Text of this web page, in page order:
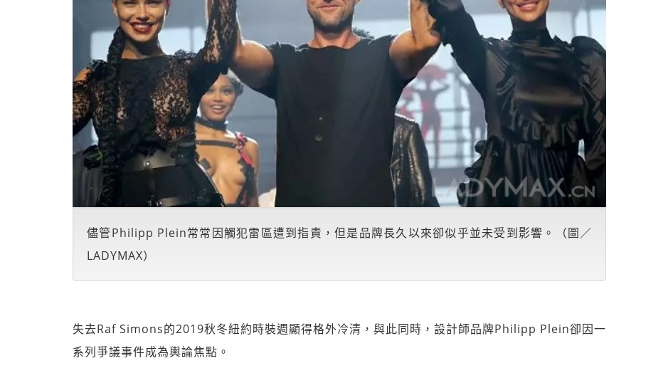
儘管Philipp Plein常常因觸犯雷區遭到指責，但是品牌長久以來卻似乎並未受到影響。（圖／
LADYMAX）
失去Raf Simons的2019秋冬紐約時裝週顯得格外冷清，與此同時，設計師品牌Philipp Plein卻因一
系列爭議事件成為輿論焦點。